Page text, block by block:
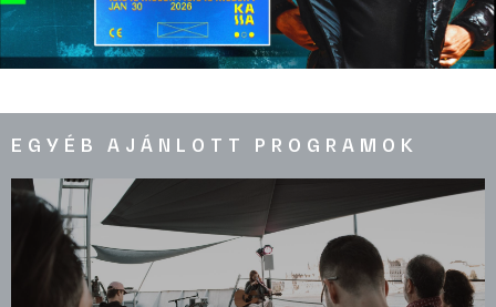
EGYÉB AJÁNLOTT PROGRAMOK